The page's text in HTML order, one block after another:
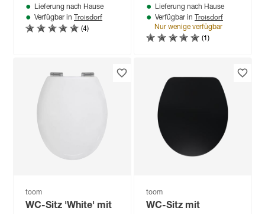
Lieferung nach Hause
Verfügbar in Troisdorf
(4)
Lieferung nach Hause
Verfügbar in Troisdorf
Nur wenige verfügbar
(1)
toom
WC-Sitz 'White' mit
toom
WC-Sitz mit